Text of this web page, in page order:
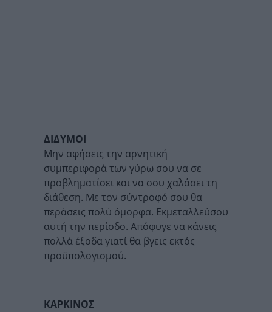
ΔΙΔΥΜΟΙ
Μην αφήσεις την αρνητική
συμπεριφορά των γύρω σου να σε
προβληματίσει και να σου χαλάσει τη
διάθεση. Με τον σύντροφό σου θα
περάσεις πολύ όμορφα. Εκμεταλλεύσου
αυτή την περίοδο. Απόφυγε να κάνεις
πολλά έξοδα γιατί θα βγεις εκτός
προϋπολογισμού.
ΚΑΡΚΙΝΟΣ